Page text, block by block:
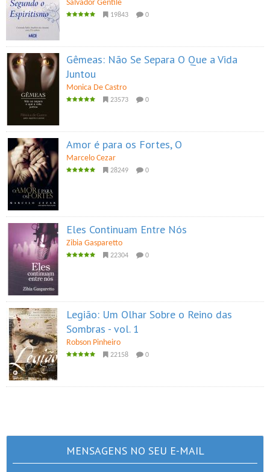
Salvador Gentile
19843 0
Gêmeas: Não Se Separa O Que a Vida
Juntou
Monica De Castro
23573 0
Amor é para os Fortes, O
Marcelo Cezar
28249 0
Eles Continuam Entre Nós
Zibia Gasparetto
22304 0
Legião: Um Olhar Sobre o Reino das
Sombras - vol. 1
Robson Pinheiro
22158 0
MENSAGENS NO SEU E-MAIL